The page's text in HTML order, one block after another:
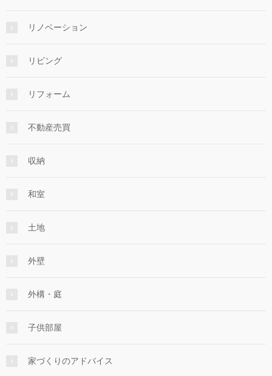
リノベーション
リビング
リフォーム
不動産売買
収納
和室
土地
外壁
外構・庭
子供部屋
家づくりのアドバイス